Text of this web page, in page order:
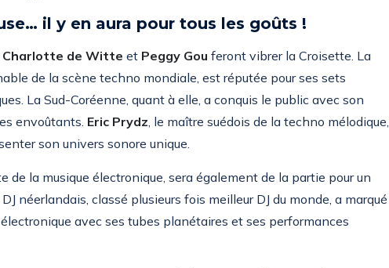
il y en aura pour tous les goûts !
Charlotte de Witte et Peggy Gou feront vibrer la Croisette. La
de la scène techno mondiale, est réputée pour ses sets
La Sud-Coréenne, quant à elle, a conquis le public avec son
envoûtants. Eric Prydz, le maître suédois de la techno mélodique,
son univers sonore unique.
de la musique électronique, sera également de la partie pour un
néerlandais, classé plusieurs fois meilleur DJ du monde, a marqué
électronique avec ses tubes planétaires et ses performances